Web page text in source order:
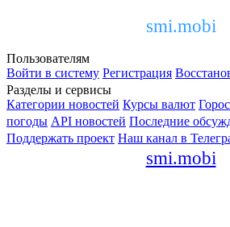
smi.mobi
Пользователям
Войти в систему Регистрация
Разделы и сервисы
Категории новостей Курсы валют
погоды API новостей Последние
Поддержать проект Наш канал в
smi.mobi